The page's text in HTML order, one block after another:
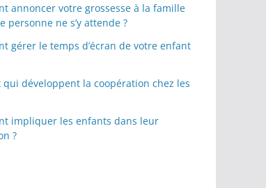
annoncer votre grossesse à la famille
personne ne s’y attende ?
gérer le temps d’écran de votre enfant
qui développent la coopération chez les
impliquer les enfants dans leur
?